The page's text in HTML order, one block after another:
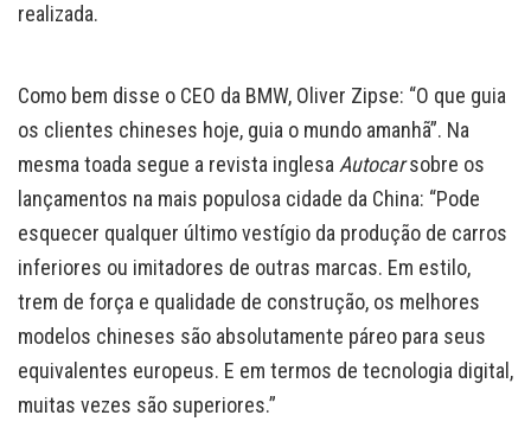
realizada.
Como bem disse o CEO da BMW, Oliver Zipse: “O que guia
os clientes chineses hoje, guia o mundo amanhã”. Na
mesma toada segue a revista inglesaAutocarsobre os
lançamentos na mais populosa cidade da China: “Pode
esquecer qualquer último vestígio da produção de carros
inferiores ou imitadores de outras marcas. Em estilo,
trem de força e qualidade de construção, os melhores
modelos chineses são absolutamente páreo para seus
equivalentes europeus. E em termos de tecnologia digital,
muitas vezes são superiores.”